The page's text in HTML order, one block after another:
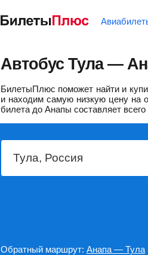
Автобус Тула —
БилетыПлюс поможет найти и
и находим самую низкую цену на
билета до Анапы составляет всего
Обратный маршрут: Анапа — Тула